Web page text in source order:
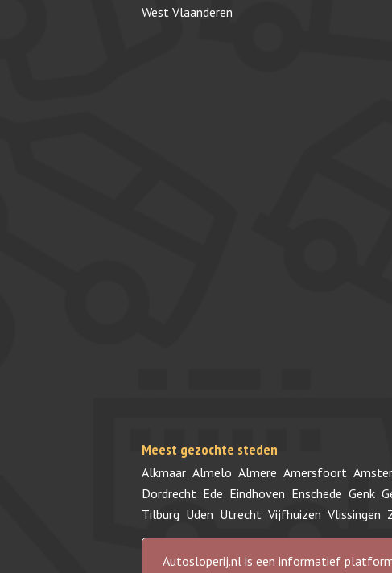
West Vlaanderen
Meest gezochte steden
Alkmaar Almelo Almere Amersfoort
Dordrecht Ede Eindhoven Enschede Genk
Tilburg Uden Utrecht Vijfhuizen Vlissingen
Autosloperij.nl is een informatief